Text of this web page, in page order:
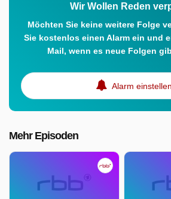
Wir Wollen Reden
Möchten Sie keine weitere Folge
Sie kostenlos einen Alarm ein und
Mail, wenn es neue Folgen
Alarm einstellen
Mehr Episoden